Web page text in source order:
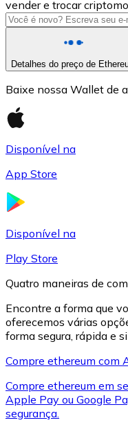
USDC
XRP
XRP
vender e trocar
Detalhes do preço de
Baixe nossa Wallet de
Disponível na
App Store
Disponível na
Play Store
Quatro maneiras de
Encontre a forma que
oferecemos várias
forma segura, rápida e
Compre ethereum com
Compre ethereum em
Apple Pay ou Google
segurança.